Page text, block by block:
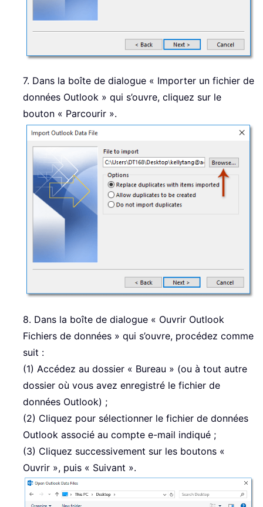
7. Dans la boîte de dialogue « Importer un fichier de
données Outlook » qui s’ouvre, cliquez sur le
bouton « Parcourir ».
8. Dans la boîte de dialogue « Ouvrir Outlook
Fichiers de données » qui s’ouvre, procédez comme
suit :
(1) Accédez au dossier « Bureau » (ou à tout autre
dossier où vous avez enregistré le fichier de
données Outlook) ;
(2) Cliquez pour sélectionner le fichier de données
Outlook associé au compte e-mail indiqué ;
(3) Cliquez successivement sur les boutons «
Ouvrir », puis « Suivant ».